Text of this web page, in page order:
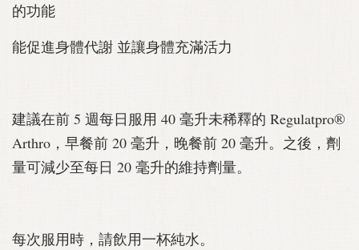
的功能
能促進身體代謝 並讓身體充滿活力
建議在前 5 週每日服用 40 毫升未稀釋的 Regulatpro®
Arthro，早餐前 20 毫升，晚餐前 20 毫升。之後，劑
量可減少至每日 20 毫升的維持劑量。
每次服用時，請飲用一杯純水。